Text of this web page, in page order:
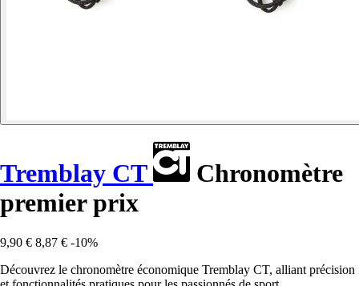
Tremblay CT
Chronomètre
premier prix
9,90 € 8,87 € -10%
Découvrez le chronomètre économique Tremblay CT, alliant précision